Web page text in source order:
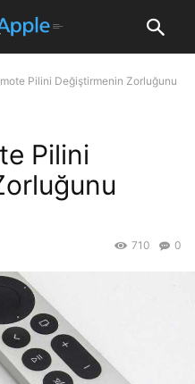
Pilini Değiştirmenin Zorluğunu
Pilini
0
710